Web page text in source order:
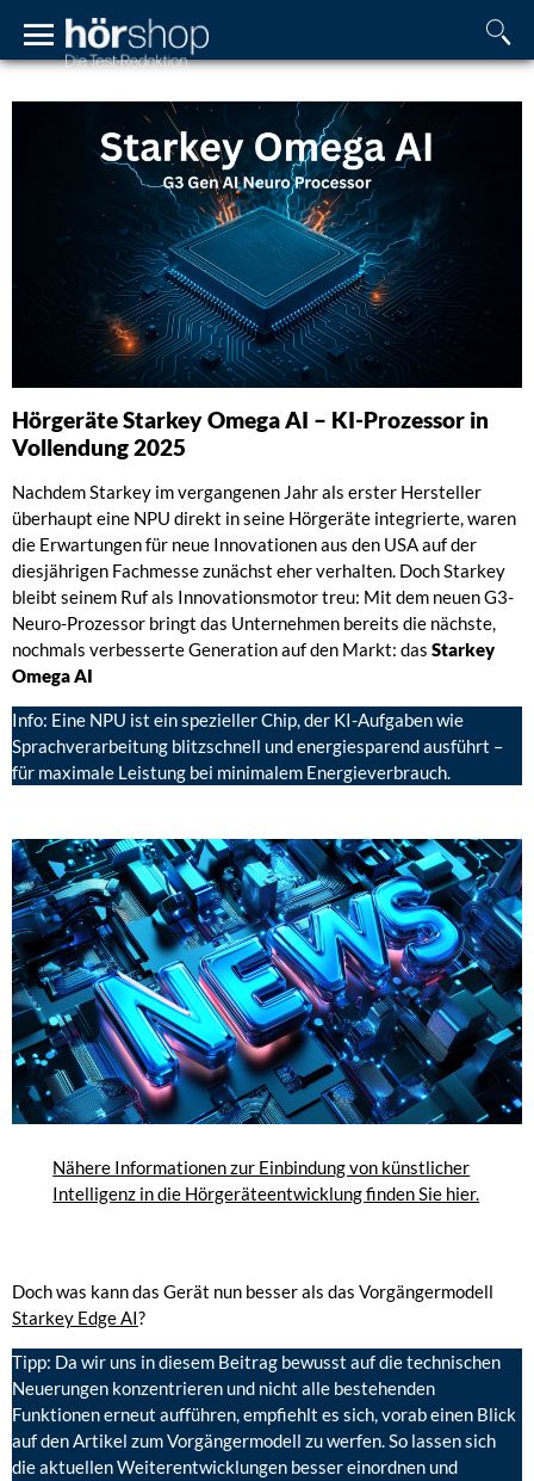
Hörgeräte Starkey Omega AI – KI-Prozessor in
Vollendung 2025
Nachdem Starkey im vergangenen Jahr als erster Hersteller
überhaupt eine NPU direkt in seine Hörgeräte integrierte, waren
die Erwartungen für neue Innovationen aus den USA auf der
diesjährigen Fachmesse zunächst eher verhalten. Doch Starkey
bleibt seinem Ruf als Innovationsmotor treu: Mit dem neuen G3-
Neuro-Prozessor bringt das Unternehmen bereits die nächste,
nochmals verbesserte Generation auf den Markt: das Starkey
Omega AI
Info: Eine NPU ist ein spezieller Chip, der KI-Aufgaben wie
Sprachverarbeitung blitzschnell und energiesparend ausführt –
für maximale Leistung bei minimalem Energieverbrauch.
Nähere Informationen zur Einbindung von künstlicher
Intelligenz in die Hörgeräteentwicklung finden Sie hier.
Doch was kann das Gerät nun besser als das Vorgängermodell
Starkey Edge AI?
Tipp: Da wir uns in diesem Beitrag bewusst auf die technischen
Neuerungen konzentrieren und nicht alle bestehenden
Funktionen erneut aufführen, empfiehlt es sich, vorab einen Blick
auf den Artikel zum Vorgängermodell zu werfen. So lassen sich
die aktuellen Weiterentwicklungen besser einordnen und